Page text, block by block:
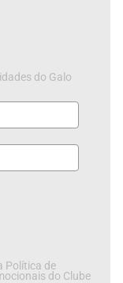
do Galo
Política de
do Clube